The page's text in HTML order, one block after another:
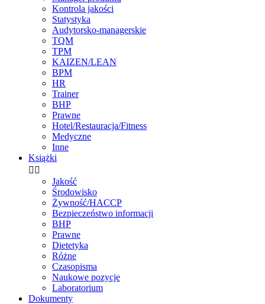
Kontrola jakości
Statystyka
Audytorsko-managerskie
TQM
TPM
KAIZEN/LEAN
BPM
HR
Trainer
BHP
Prawne
Hotel/Restauracja/Fitness
Medyczne
Inne
Książki
 
Jakość
Środowisko
Żywność/HACCP
Bezpieczeństwo informacji
BHP
Prawne
Dietetyka
Różne
Czasopisma
Naukowe pozycje
Laboratorium
Dokumenty